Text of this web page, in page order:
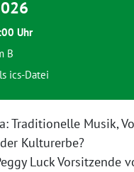
Traditionelle Musik,
Kulturerbe?
Luck Vorsitzende
Uhr
B
ics-Datei